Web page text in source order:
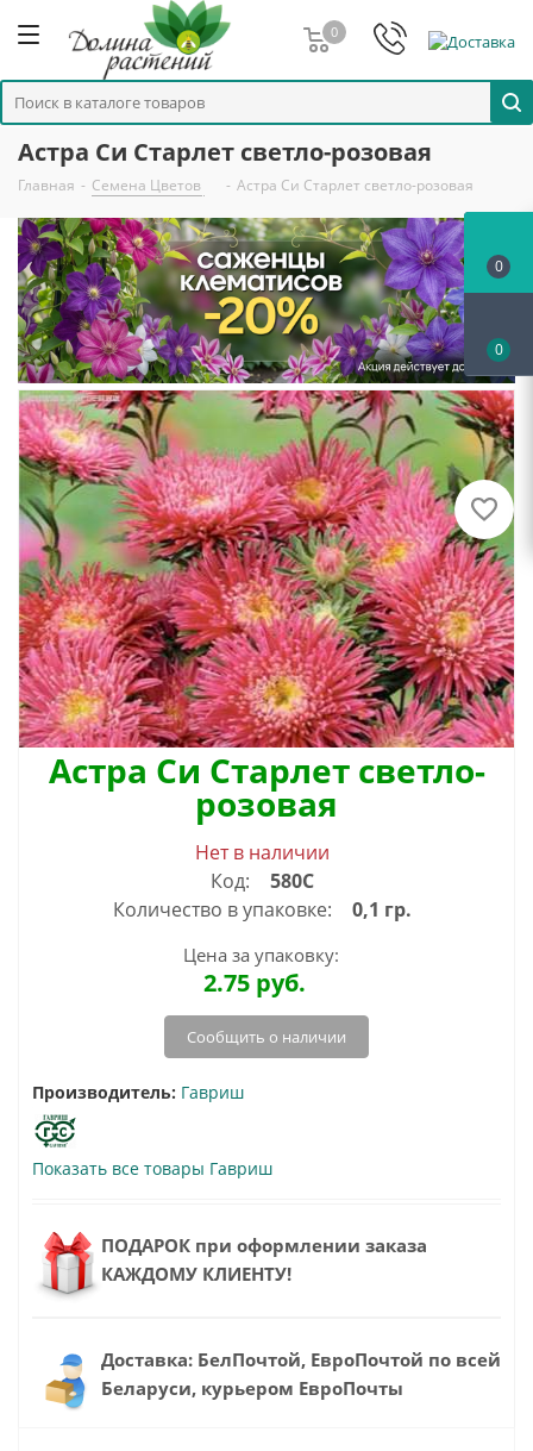
0
Астра Си Старлет светло-розовая
Главная - Семена Цветов - Астра Си Старлет светло-розовая
Астра Си Старлет светло-
розовая
Нет в наличии
Код:
580С
Количество в упаковке:
0,1 гр.
Цена за упаковку:
2.75 руб.
Сообщить о наличии
Производитель: Гавриш
Показать все товары Гавриш
ПОДАРОК при оформлении заказа
КАЖДОМУ КЛИЕНТУ!
Доставка: БелПочтой, ЕвроПочтой по всей
Беларуси, курьером ЕвроПочты
0
0